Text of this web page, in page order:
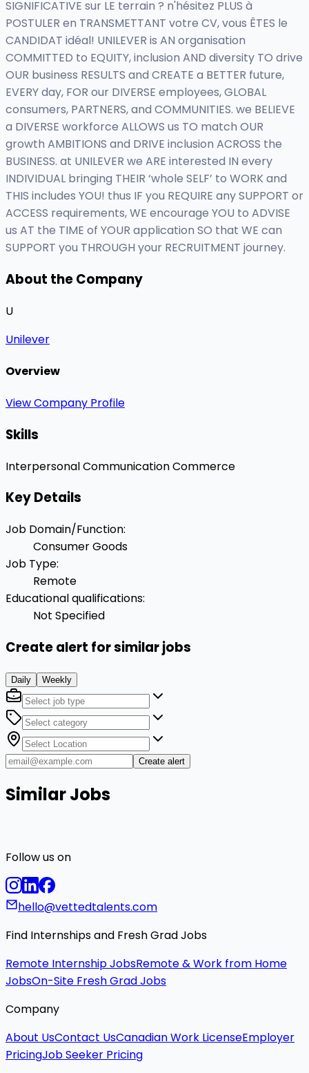
SIGNIFICATIVE sur LE terrain ? n'hésitez PLUS à
POSTULER en TRANSMETTANT votre CV, vous ÊTES le
CANDIDAT idéal! UNILEVER is AN organisation
COMMITTED to EQUITY, inclusion AND diversity TO drive
OUR business RESULTS and CREATE a BETTER future,
EVERY day, FOR our DIVERSE employees, GLOBAL
consumers, PARTNERS, and COMMUNITIES. we BELIEVE
a DIVERSE workforce ALLOWS us TO match OUR
growth AMBITIONS and DRIVE inclusion ACROSS the
BUSINESS. at UNILEVER we ARE interested IN every
INDIVIDUAL bringing THEIR ‘whole SELF’ to WORK and
THIS includes YOU! thus IF you REQUIRE any SUPPORT or
ACCESS requirements, WE encourage YOU to ADVISE
us AT the TIME of YOUR application SO that WE can
SUPPORT you THROUGH your RECRUITMENT journey.
About the Company
U
Unilever
Overview
View Company Profile
Skills
Interpersonal CommunicationCommerce
Key Details
Job Domain/Function:
Consumer Goods
Job Type:
Remote
Educational qualifications:
Not Specified
Create alert for similar jobs
Daily Weekly
Create alert
Similar Jobs
Follow us on
hello@vettedtalents.com
Find Internships and Fresh Grad Jobs
Remote Internship JobsRemote & Work from Home
JobsOn-Site Fresh Grad Jobs
Company
About UsContact UsCanadian Work LicenseEmployer
PricingJob Seeker Pricing